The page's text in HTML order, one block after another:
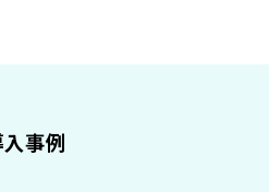
事例